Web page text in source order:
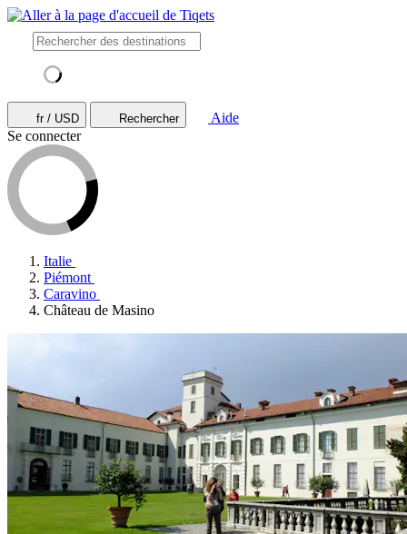
fr / USD Rechercher
Aide
Se connecter
Italie
Piémont
Caravino
Château de Masino